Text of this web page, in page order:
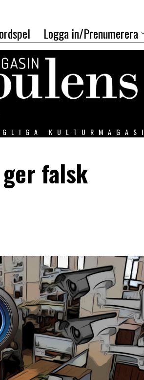
Logga in/Prenumerera
falsk